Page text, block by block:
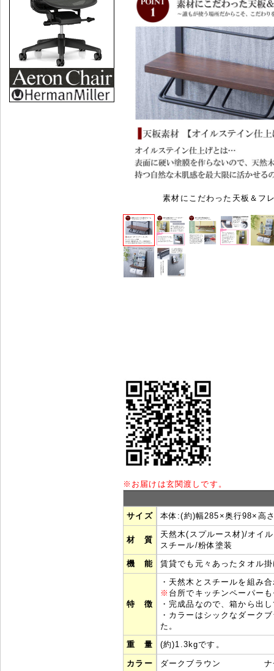
素材にこだわった天板＆フ
※ お届けは玄関渡しです。
サイズ 本体:(約)幅285×奥行98×
材 質
天然木(スプルース材)/オイ
スチール/粉体塗装
機 能
賃貸でも元々あったタオル
特 徴
・天然木とスチールを組み
※ 台所でキッチンペーパー
・完成品なので、箱から出
・カラーはシックなダーク
た。
重 量
(約)1.3kgです。
カラー ダークブラウン ナチ